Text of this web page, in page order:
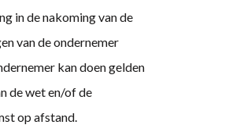
in de nakoming van de
van de ondernemer
kan doen gelden
de wet en/of de
op afstand.